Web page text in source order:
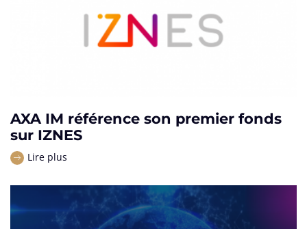
AXA IM référence son premier fonds
sur IZNES
Lire plus